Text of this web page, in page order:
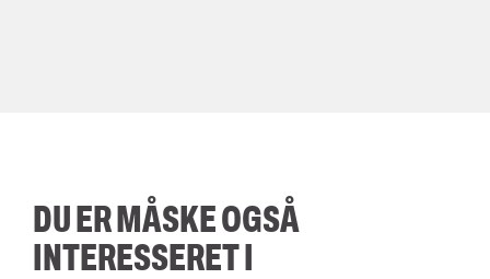
DU ER MÅSKE OGSÅ
INTERESSERET I